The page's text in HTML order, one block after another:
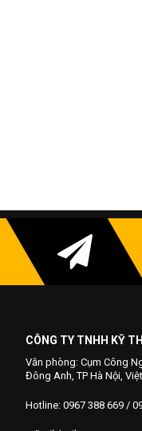
CÔNG TY TNHH KỸ
Văn phòng: Cụm Công
Đông Anh, TP Hà Nội,
Hotline: 0967 388 669 /